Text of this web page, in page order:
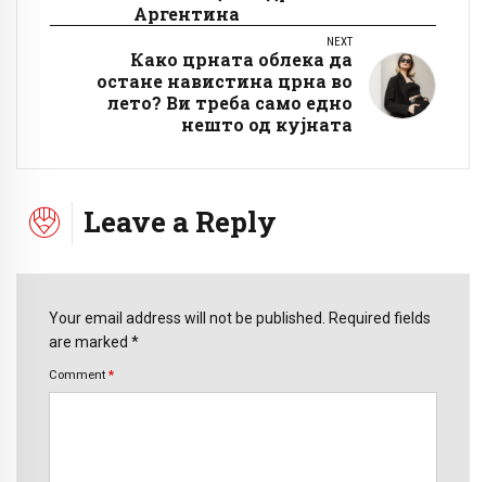
Аргентина
NEXT
Како црната облека да
остане навистина црна во
лето? Ви треба само едно
нешто од кујната
Leave a Reply
Your email address will not be published. Required fields
are marked *
Comment *